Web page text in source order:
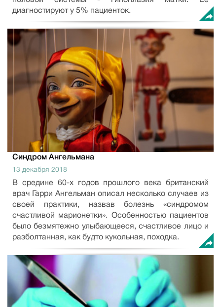
диагностируют у 5% пациенток.
Синдром Ангельмана
13 декабря 2018
В средине 60-х годов прошлого века британский
врач Гарри Ангельман описал несколько случаев из
своей практики, назвав болезнь «синдромом
счастливой марионетки». Особенностью пациентов
было безмятежно улыбающееся, счастливое лицо и
разболтанная, как будто кукольная, походка.